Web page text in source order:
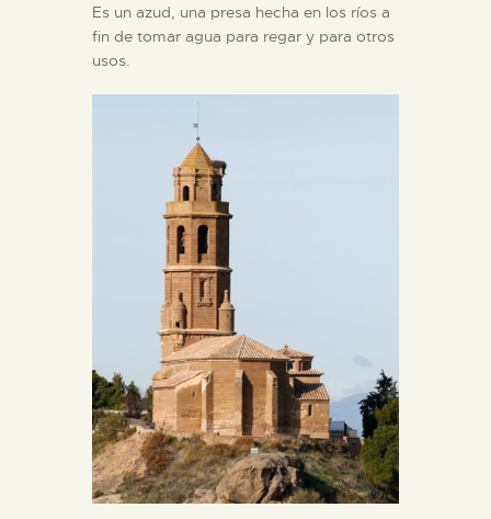
Es un azud, una presa hecha en los ríos a
fin de tomar agua para regar y para otros
usos.